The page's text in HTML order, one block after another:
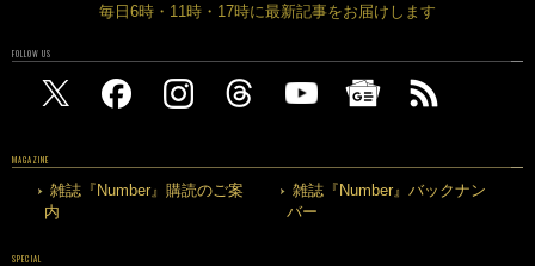
毎日6時・11時・17時に最新記事をお届けします
FOLLOW US
MAGAZINE
雑誌『Number』購読のご案
内
雑誌『Number』バックナン
バー
SPECIAL